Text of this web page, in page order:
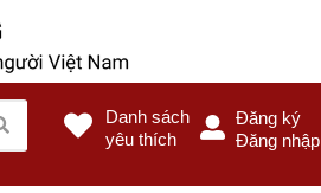
Danh sách
yêu thích
Đăng ký
Đăng nhập